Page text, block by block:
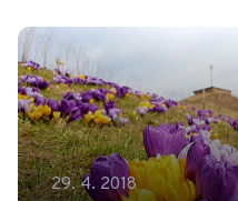
29. 4. 2018